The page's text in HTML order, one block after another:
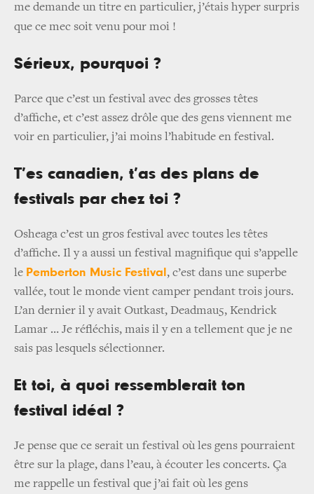
me demande un titre en particulier, j’étais hyper surpris
que ce mec soit venu pour moi !
Sérieux, pourquoi ?
Parce que c’est un festival avec des grosses têtes
d’affiche, et c’est assez drôle que des gens viennent me
voir en particulier, j’ai moins l’habitude en festival.
T’es canadien, t’as des plans de
festivals par chez toi ?
Osheaga c’est un gros festival avec toutes les têtes
d’affiche. Il y a aussi un festival magnifique qui s’appelle
le Pemberton Music Festival , c’est dans une superbe
vallée, tout le monde vient camper pendant trois jours.
L’an dernier il y avait Outkast, Deadmau5, Kendrick
Lamar … Je réfléchis, mais il y en a tellement que je ne
sais pas lesquels sélectionner.
Et toi, à quoi ressemblerait ton
festival idéal ?
Je pense que ce serait un festival où les gens pourraient
être sur la plage, dans l’eau, à écouter les concerts. Ça
me rappelle un festival que j’ai fait où les gens